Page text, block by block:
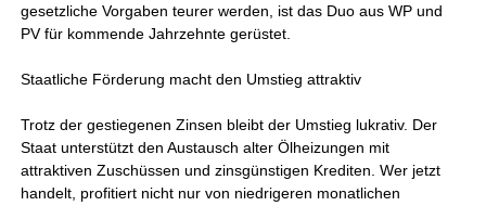
gesetzliche Vorgaben teurer werden, ist das Duo aus WP und
PV für kommende Jahrzehnte gerüstet.
Staatliche Förderung macht den Umstieg attraktiv
Trotz der gestiegenen Zinsen bleibt der Umstieg lukrativ. Der
Staat unterstützt den Austausch alter Ölheizungen mit
attraktiven Zuschüssen und zinsgünstigen Krediten. Wer jetzt
handelt, profitiert nicht nur von niedrigeren monatlichen